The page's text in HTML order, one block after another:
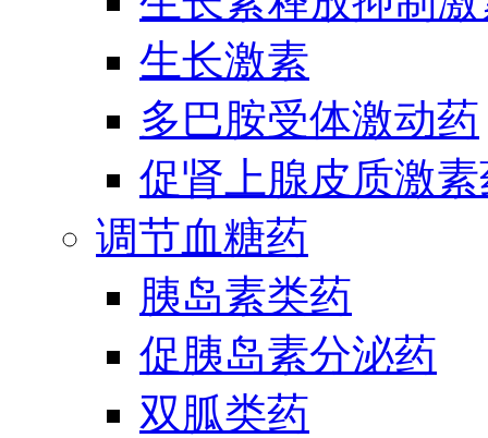
生长激素
多巴胺受体激动药
促肾上腺皮质激
调节血糖药
胰岛素类药
促胰岛素分泌药
双胍类药